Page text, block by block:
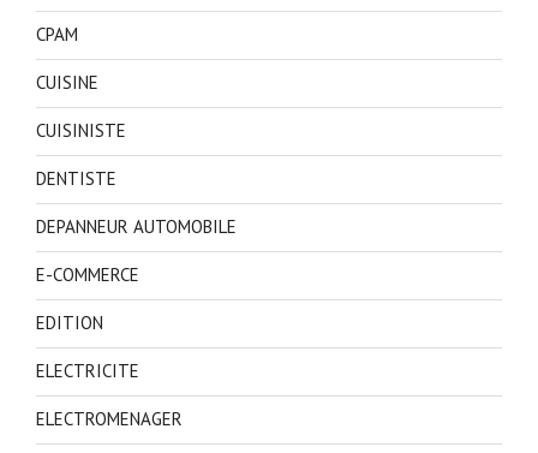
CPAM
CUISINE
CUISINISTE
DENTISTE
DEPANNEUR AUTOMOBILE
E-COMMERCE
EDITION
ELECTRICITE
ELECTROMENAGER